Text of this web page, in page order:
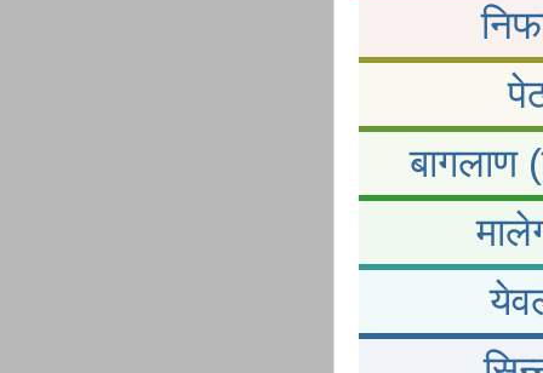
बागलाण